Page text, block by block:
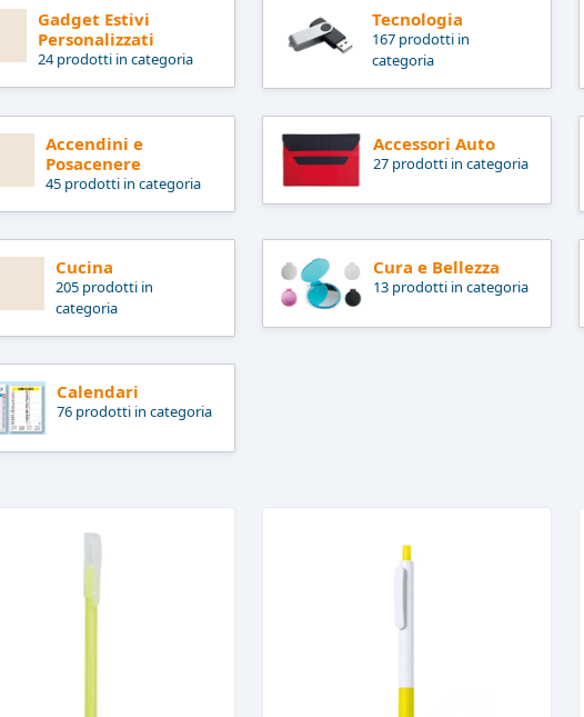
Gadget Estivi
Personalizzati
24 prodotti in categoria
Tecnologia
167 prodotti in
categoria
Accendini e
Posacenere
45 prodotti in categoria
Accessori Auto
27 prodotti in categoria
Cucina
205 prodotti in
categoria
Cura e Bellezza
13 prodotti in categoria
Calendari
76 prodotti in categoria